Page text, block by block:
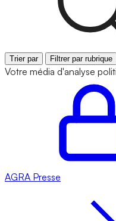
Trier par Filtrer par rubrique
Votre média d'analyse
AGRA Presse